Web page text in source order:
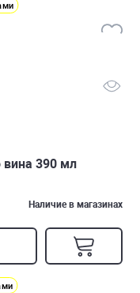
вина 390 мл
Наличие в магазинах